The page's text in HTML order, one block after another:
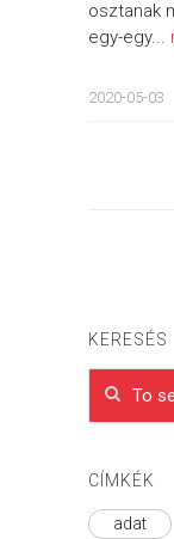
osztanak
egy-egy...
2020-05-03
KERESÉS
CÍMKÉK
adat